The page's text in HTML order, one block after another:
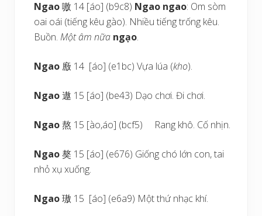
Ngao嗷 14 [áo] (b9c8) Ngao ngao: Om sòm
oai oái (tiếng kêu gào). Nhiều tiếng trống kêu.
Buồn. Một âm nữa ngạo.
Ngao 廒 14 [áo] (e1bc) Vựa lúa (kho).
Ngao遨 15 [áo] (be43) Dạo chơi. Đi chơi.
Ngao熬 15 [ào,áo] (bcf5) Rang khô. Cố nhịn.
Ngao獒 15 [áo] (e676) Giống chó lớn con, tai
nhỏ xụ xuống.
Ngao璈 15 [áo] (e6a9) Một thứ nhạc khí.